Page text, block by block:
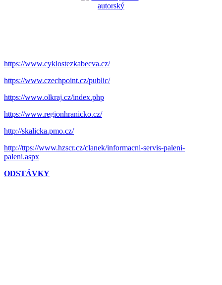
https://www.cyklostezkabecva.cz/
https://www.czechpoint.cz/public/
https://www.olkraj.cz/index.php
https://www.regionhranicko.cz/
http://skalicka.pmo.cz/
http://ttps://www.hzscr.cz/clanek/informacni-servis-paleni-
paleni.aspx
ODSTÁVKY